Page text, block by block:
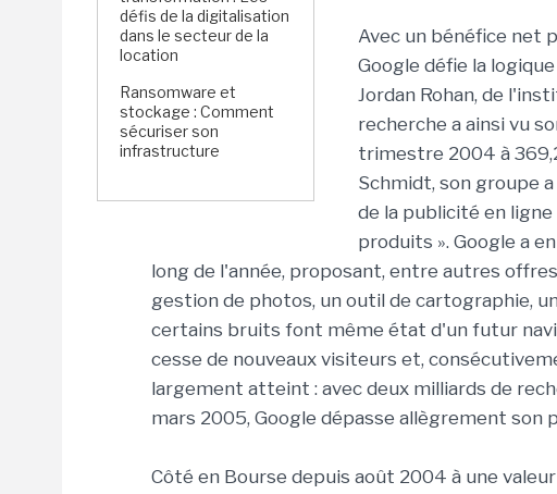
défis de la digitalisation
dans le secteur de la
location
Ransomware et
stockage : Comment
sécuriser son
infrastructure
Avec un bénéfice net
Google défie la
Jordan Rohan, de
recherche a ainsi vu
trimestre 2004 à
Schmidt, son groupe
de la publicité en
produits ». Google a
long de l'année, proposant, entre autres
gestion de photos, un outil de cartographie,
certains bruits font même état d'un futur
cesse de nouveaux visiteurs et,
largement atteint : avec deux milliards de
mars 2005, Google dépasse allègrement son
Côté en Bourse depuis août 2004 à une